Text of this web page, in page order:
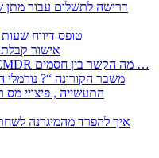
2356 – טופס דיווח
2357 – אישור
– לבעלי עסקים ובעולם העבודה EMDR מה הקשר בין חסמים …
– משבר הקורונה “? נורמלי החדש ”